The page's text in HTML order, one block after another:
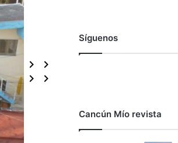
Síguenos
Cancún Mío revista